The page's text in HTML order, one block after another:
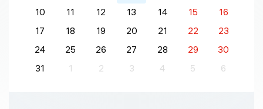
10
11 12 13 14 15
16
17
18 19 20 21 22
23
24
25 26 27 28 29
30
31
1 2 3 4 5 6